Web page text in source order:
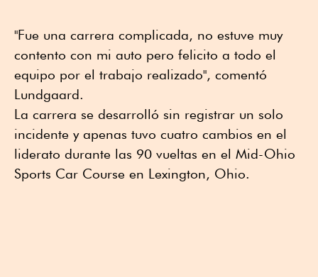
"Fue una carrera complicada, no estuve muy
contento con mi auto pero felicito a todo el
equipo por el trabajo realizado", comentó
Lundgaard.
La carrera se desarrolló sin registrar un solo
incidente y apenas tuvo cuatro cambios en el
liderato durante las 90 vueltas en el Mid-Ohio
Sports Car Course en Lexington, Ohio.